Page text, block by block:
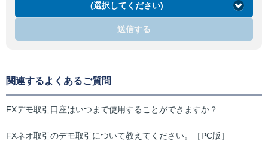
(選択してください)
送信する
関連するよくあるご質問
FXデモ取引口座はいつまで使用することができますか？
FXネオ取引のデモ取引について教えてください。［PC版］